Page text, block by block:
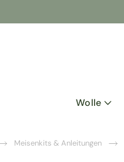
Wolle
Meisenkits & Anleitungen